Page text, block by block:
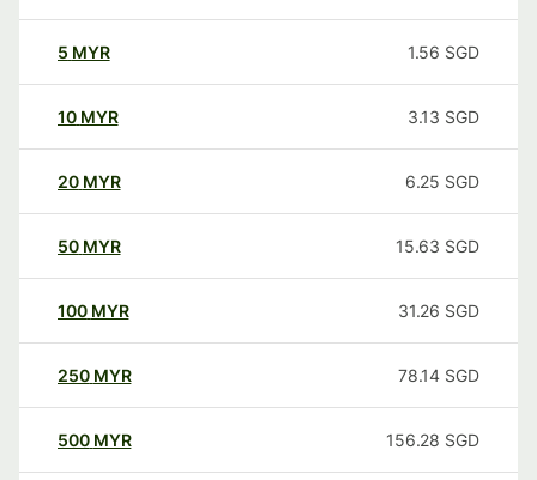
5 MYR 1.56 SGD
10 MYR 3.13 SGD
20 MYR 6.25 SGD
50 MYR 15.63 SGD
100 MYR 31.26 SGD
250 MYR 78.14 SGD
500 MYR 156.28 SGD